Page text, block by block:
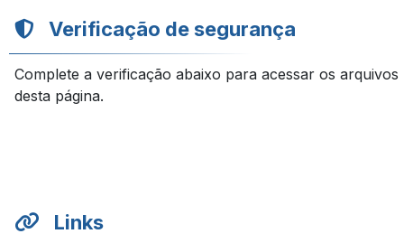
Verificação de segurança
Complete a verificação abaixo para acessar os arquivos
desta página.
Links